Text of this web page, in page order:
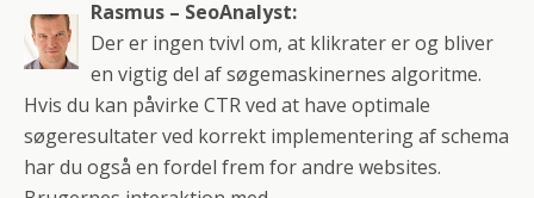
Rasmus – SeoAnalyst:
Der er ingen tvivl om, at klikrater er og bliver
en vigtig del af søgemaskinernes algoritme.
Hvis du kan påvirke CTR ved at have optimale
søgeresultater ved korrekt implementering af schema
har du også en fordel frem for andre websites.